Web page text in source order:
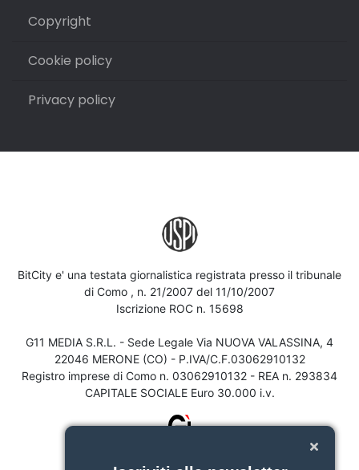
Copyright
Cookie policy
Privacy policy
BitCity e' una testata giornalistica registrata presso il tribunale
di Como , n. 21/2007 del 11/10/2007
Iscrizione ROC n. 15698
G11 MEDIA S.R.L. - Sede Legale Via NUOVA VALASSINA, 4
22046 MERONE (CO) - P.IVA/C.F.03062910132
Registro imprese di Como n. 03062910132 - REA n. 293834
CAPITALE SOCIALE Euro 30.000 i.v.